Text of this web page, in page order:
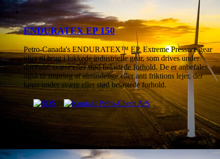
ENDURATEX EP 150
Petro-Canada's ENDURATEX™ EP. Extreme Pressure gear
olier til brug i lukkede industrielle gear, som drives under
normale, svære eller stød belastede forhold. De er anbefales
også til smøring af almindelige eller anti friktions lejer, der
kører under svære eller stød belastede forhold.